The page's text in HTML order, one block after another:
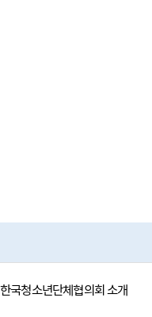
한국청소년단체협의회 소개